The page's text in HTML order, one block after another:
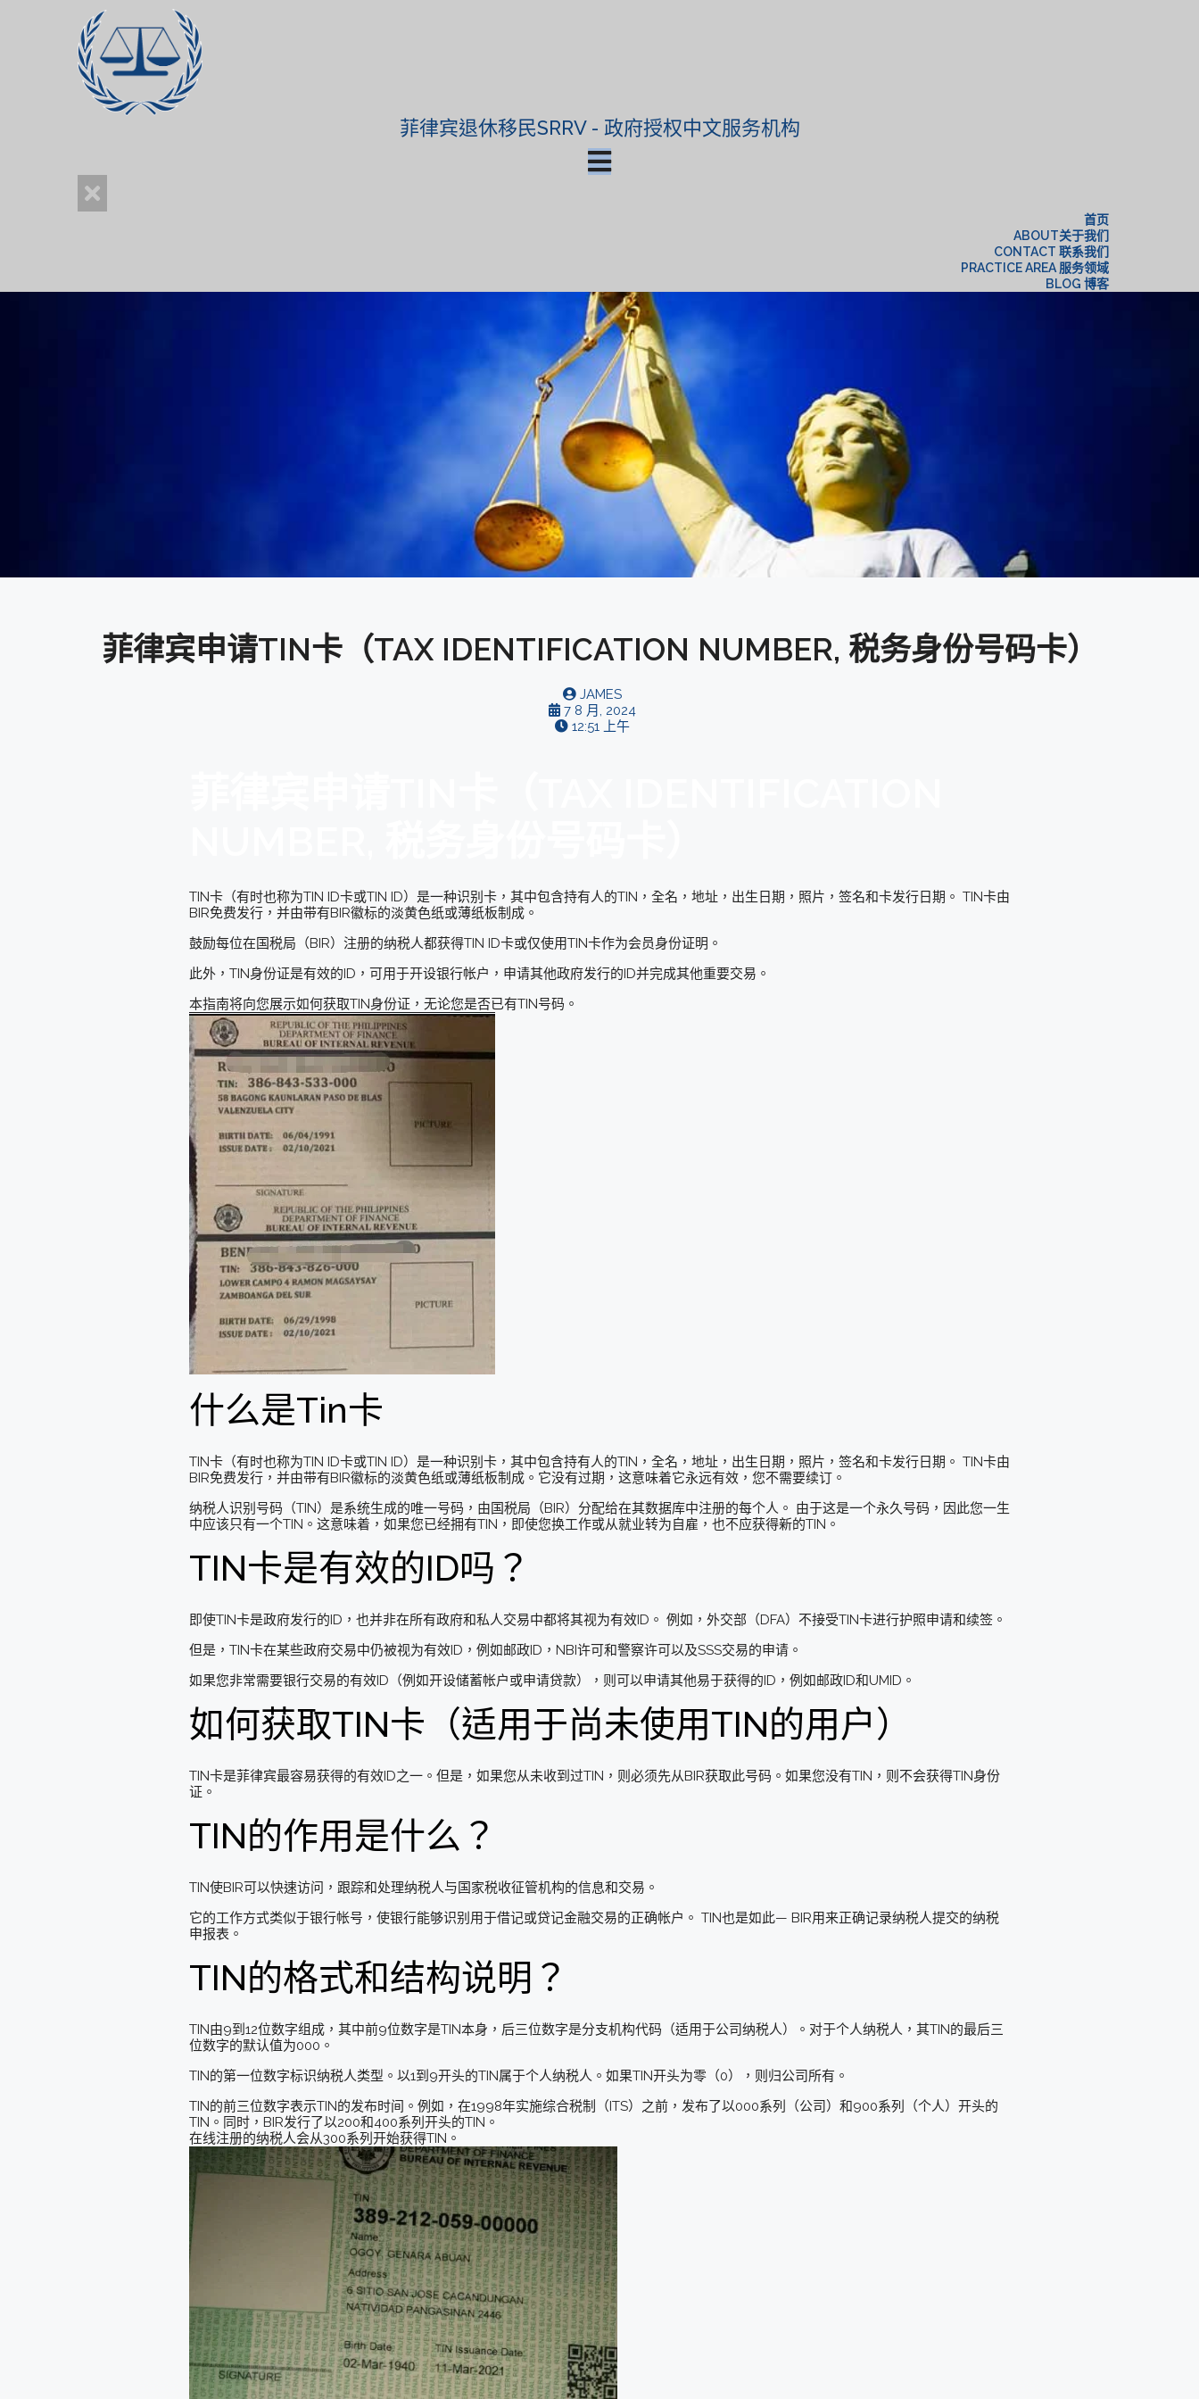
菲律宾退休移民SRRV - 政府授权中文服务机构
首页
ABOUT关于我们
CONTACT 联系我们
PRACTICE AREA 服务领域
BLOG 博客
菲律宾申请TIN卡（TAX IDENTIFICATION NUMBER, 税务身份号码卡）
JAMES
7 8 月, 2024
12:51 上午
TIN卡（有时也称为TIN ID卡或TIN ID）是一种识别卡，其中包含持有人的TIN，全名，地址，出生日期，照片，签名和卡发行日期。 TIN卡由
BIR免费发行，并由带有BIR徽标的淡黄色纸或薄纸板制成。
鼓励每位在国税局（BIR）注册的纳税人都获得TIN ID卡或仅使用TIN卡作为会员身份证明。
此外，TIN身份证是有效的ID，可用于开设银行帐户，申请其他政府发行的ID并完成其他重要交易。
本指南将向您展示如何获取TIN身份证，无论您是否已有TIN号码。
什么是Tin卡
TIN卡（有时也称为TIN ID卡或TIN ID）是一种识别卡，其中包含持有人的TIN，全名，地址，出生日期，照片，签名和卡发行日期。 TIN卡由
BIR免费发行，并由带有BIR徽标的淡黄色纸或薄纸板制成。它没有过期，这意味着它永远有效，您不需要续订。
纳税人识别号码（TIN）是系统生成的唯一号码，由国税局（BIR）分配给在其数据库中注册的每个人。 由于这是一个永久号码，因此您一生
中应该只有一个TIN。这意味着，如果您已经拥有TIN，即使您换工作或从就业转为自雇，也不应获得新的TIN。
TIN卡是有效的ID吗？
即使TIN卡是政府发行的ID，也并非在所有政府和私人交易中都将其视为有效ID。 例如，外交部（DFA）不接受TIN卡进行护照申请和续签。
但是，TIN卡在某些政府交易中仍被视为有效ID，例如邮政ID，NBI许可和警察许可以及SSS交易的申请。
如果您非常需要银行交易的有效ID（例如开设储蓄帐户或申请贷款），则可以申请其他易于获得的ID，例如邮政ID和UMID。
如何获取TIN卡（适用于尚未使用TIN的用户）
TIN卡是菲律宾最容易获得的有效ID之一。但是，如果您从未收到过TIN，则必须先从BIR获取此号码。如果您没有TIN，则不会获得TIN身份
证。
TIN的作用是什么？
TIN使BIR可以快速访问，跟踪和处理纳税人与国家税收征管机构的信息和交易。
它的工作方式类似于银行帐号，使银行能够识别用于借记或贷记金融交易的正确帐户。 TIN也是如此— BIR用来正确记录纳税人提交的纳税
申报表。
TIN的格式和结构说明？
TIN由9到12位数字组成，其中前9位数字是TIN本身，后三位数字是分支机构代码（适用于公司纳税人）。对于个人纳税人，其TIN的最后三
位数字的默认值为000。
TIN的第一位数字标识纳税人类型。以1到9开头的TIN属于个人纳税人。如果TIN开头为零（0），则归公司所有。
TIN的前三位数字表示TIN的发布时间。例如，在1998年实施综合税制（ITS）之前，发布了以000系列（公司）和900系列（个人）开头的
TIN。同时，BIR发行了以200和400系列开头的TIN。
在线注册的纳税人会从300系列开始获得TIN。